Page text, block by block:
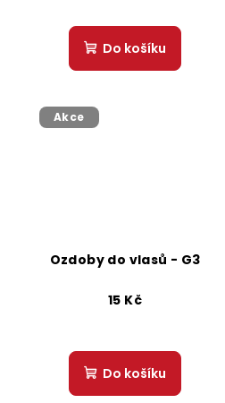
Do košíku
Akce
Ozdoby do vlasů - G3
15 Kč
Do košíku